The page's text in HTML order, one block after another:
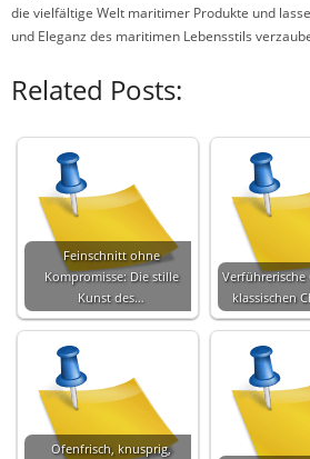
die vielfältige Welt maritimer Produkte und
und Eleganz des maritimen Lebensstils
Related Posts:
Feinschnitt ohne
Kompromisse: Die stille
Kunst des…
Verführerische
klassischen
Ofenfrisch, knusprig,